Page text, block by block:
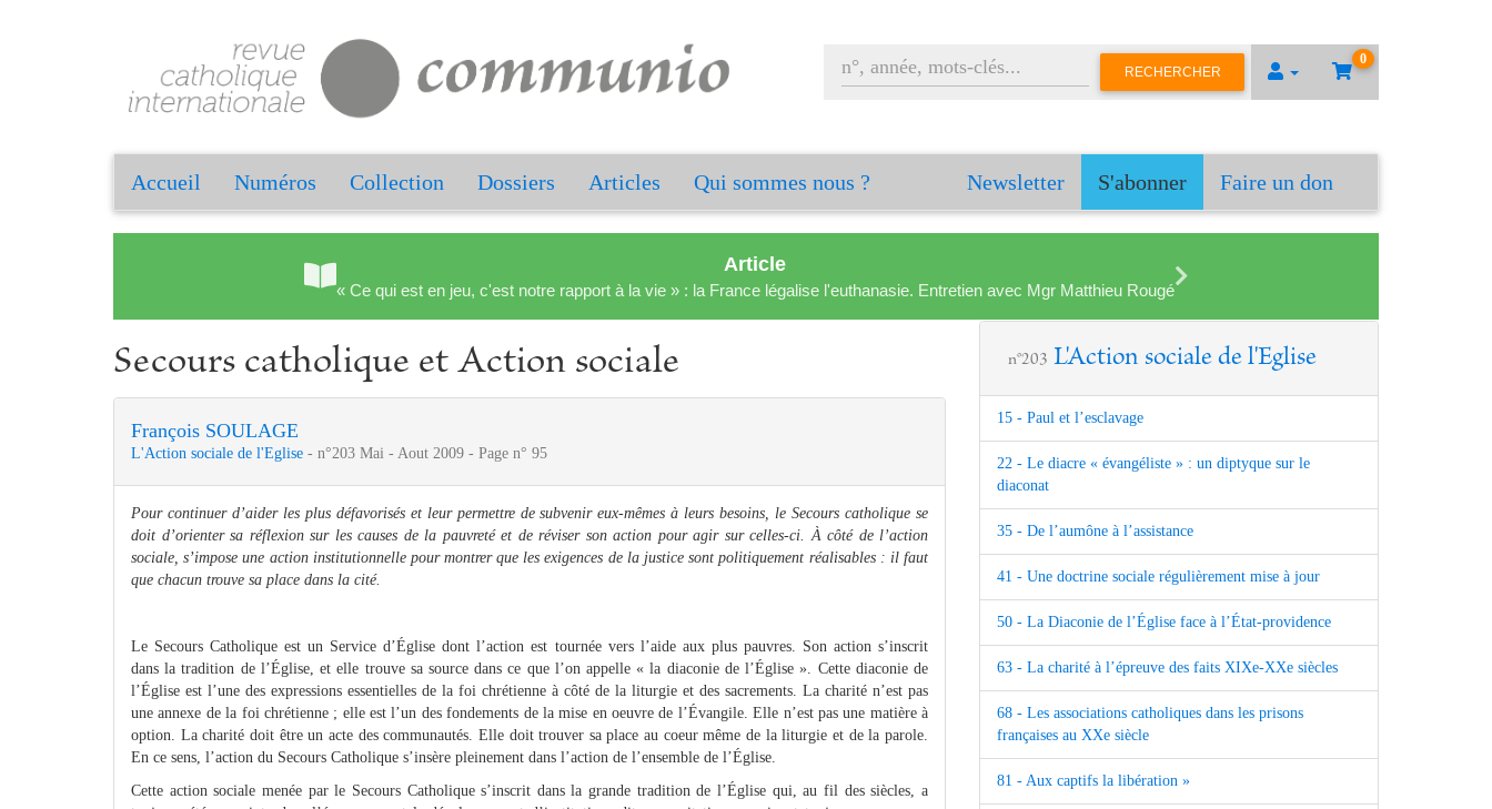
0
RECHERCHER
Accueil Numéros Collection Dossiers Articles Qui sommes nous ? Newsletter S'abonner Faire un don
Article
« Ce qui est en jeu, c'est notre rapport à la vie » : la France légalise l'euthanasie. Entretien avec Mgr Matthieu Rougé
Secours catholique et Action sociale
François SOULAGE
L'Action sociale de l'Eglise - n°203 Mai - Aout 2009 - Page n° 95
Pour continuer d’aider les plus défavorisés et leur permettre de subvenir eux-mêmes à leurs besoins, le Secours catholique se
doit d’orienter sa réflexion sur les causes de la pauvreté et de réviser son action pour agir sur celles-ci. À côté de l’action
sociale, s’impose une action institutionnelle pour montrer que les exigences de la justice sont politiquement réalisables : il faut
que chacun trouve sa place dans la cité.
Le Secours Catholique est un Service d’Église dont l’action est tournée vers l’aide aux plus pauvres. Son action s’inscrit
dans la tradition de l’Église, et elle trouve sa source dans ce que l’on appelle « la diaconie de l’Église ». Cette diaconie de
l’Église est l’une des expressions essentielles de la foi chrétienne à côté de la liturgie et des sacrements. La charité n’est pas
une annexe de la foi chrétienne ; elle est l’un des fondements de la mise en oeuvre de l’Évangile. Elle n’est pas une matière à
option. La charité doit être un acte des communautés. Elle doit trouver sa place au coeur même de la liturgie et de la parole.
En ce sens, l’action du Secours Catholique s’insère pleinement dans l’action de l’ensemble de l’Église.
Cette action sociale menée par le Secours Catholique s’inscrit dans la grande tradition de l’Église qui, au fil des siècles, a
n°203 L'Action sociale de l'Eglise
15 - Paul et l’esclavage
22 - Le diacre « évangéliste » : un diptyque sur le
diaconat
35 - De l’aumône à l’assistance
41 - Une doctrine sociale régulièrement mise à jour
50 - La Diaconie de l’Église face à l’État-providence
63 - La charité à l’épreuve des faits XIXe-XXe siècles
68 - Les associations catholiques dans les prisons
françaises au XXe siècle
81 - Aux captifs la libération »